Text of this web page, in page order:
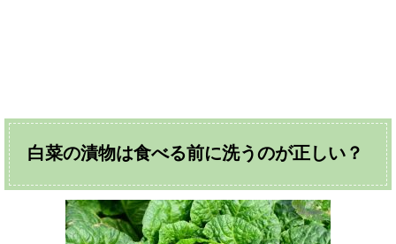
白菜の漬物は食べる前に洗うのが正しい？